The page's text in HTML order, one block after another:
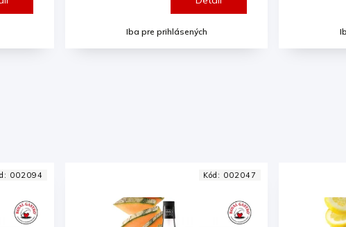
Iba pre prihlásených
002047 Kód: 002050